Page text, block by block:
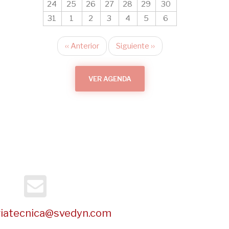
24
25 26 27 28 29
30
31
1 2 3 4 5 6
Paginación
‹‹ Anterior Siguiente ››
VER AGENDA